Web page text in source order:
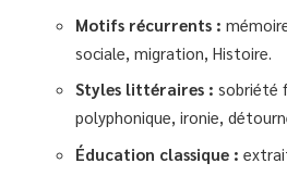
Motifs récurrents :
sociale, migration, Histoire.
Styles littéraires : sobriété
polyphonique, ironie,
Éducation classique :